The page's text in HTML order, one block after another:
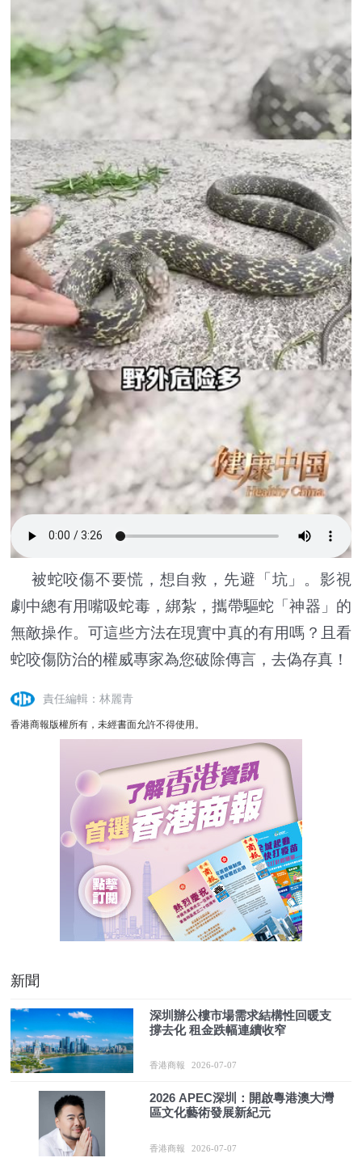
被蛇咬傷不要慌，想自救，先避「坑」。影視
劇中總有用嘴吸蛇毒，綁紮，攜帶驅蛇「神器」的
無敵操作。可這些方法在現實中真的有用嗎？且看
蛇咬傷防治的權威專家為您破除傳言，去偽存真！
責任編輯：林麗青
香港商報版權所有，未經書面允許不得使用。
新聞
深圳辦公樓市場需求結構性回暖支
撐去化 租金跌幅連續收窄
香港商報 2026-07-07
2026 APEC深圳：開啟粵港澳大灣
區文化藝術發展新紀元
香港商報 2026-07-07